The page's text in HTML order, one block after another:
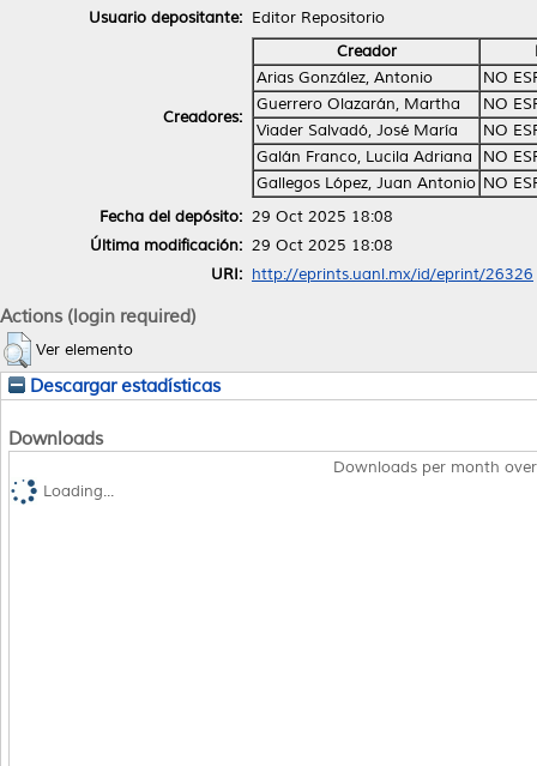
Usuario depositante: Editor Repositorio
Creadores:
Creador
Arias González, Antonio
NO
Guerrero Olazarán, Martha
NO
Viader Salvadó, José María
NO
Galán Franco, Lucila Adriana
NO
Gallegos López, Juan Antonio NO
Fecha del depósito: 29 Oct 2025 18:08
Última modificación: 29 Oct 2025 18:08
URI: http://eprints.uanl.mx/id/eprint/26326
Actions (login required)
Ver elemento
Descargar estadísticas
Downloads
Downloads per month
Loading...